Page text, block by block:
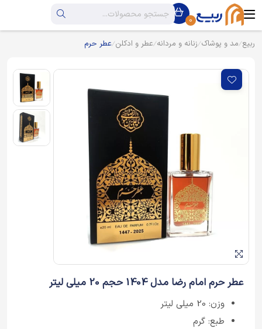
0
ربیع مد و پوشاک زنانه و مردانه عطر و ادکلن عطر حرم
عطر حرم امام رضا مدل 1404 حجم 20 میلی لیتر
وزن: 20 میلی لیتر
طبع: گرم